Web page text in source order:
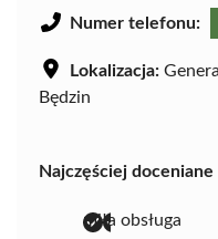
Numer telefonu:
Lokalizacja:
Będzin
Najczęściej
miła obsługa